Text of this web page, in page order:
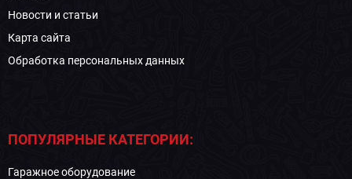
Новости и статьи
Карта сайта
Обработка персональных данных
ПОПУЛЯРНЫЕ КАТЕГОРИИ:
Гаражное оборудование